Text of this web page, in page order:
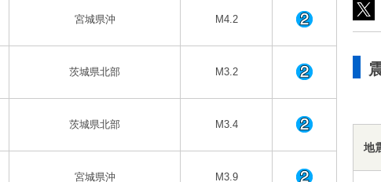
宮城県沖 M4.2
茨城県北部 M3.2
茨城県北部 M3.4
宮城県沖 M3.9
地